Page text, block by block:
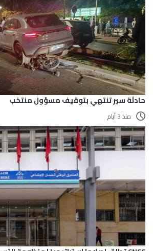
حادثة سير تنتهي بتوقيف مسؤول منتخب
منذ 3 أيام